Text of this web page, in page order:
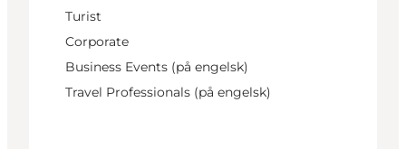
Turist
Corporate
Business Events (på engelsk)
Travel Professionals (på engelsk)